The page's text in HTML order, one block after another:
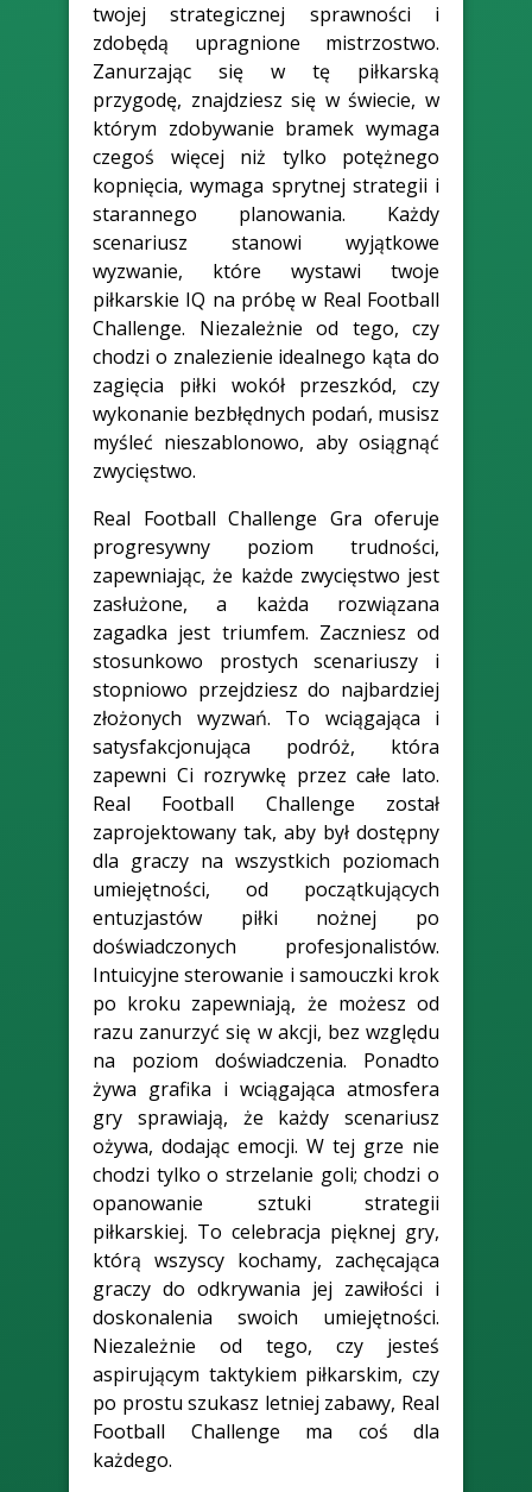
twojej strategicznej sprawności i
zdobędą upragnione mistrzostwo.
Zanurzając się w tę piłkarską
przygodę, znajdziesz się w świecie, w
którym zdobywanie bramek wymaga
czegoś więcej niż tylko potężnego
kopnięcia, wymaga sprytnej strategii i
starannego planowania. Każdy
scenariusz stanowi wyjątkowe
wyzwanie, które wystawi twoje
piłkarskie IQ na próbę w Real Football
Challenge. Niezależnie od tego, czy
chodzi o znalezienie idealnego kąta do
zagięcia piłki wokół przeszkód, czy
wykonanie bezbłędnych podań, musisz
myśleć nieszablonowo, aby osiągnąć
zwycięstwo.
Real Football Challenge Gra oferuje
progresywny poziom trudności,
zapewniając, że każde zwycięstwo jest
zasłużone, a każda rozwiązana
zagadka jest triumfem. Zaczniesz od
stosunkowo prostych scenariuszy i
stopniowo przejdziesz do najbardziej
złożonych wyzwań. To wciągająca i
satysfakcjonująca podróż, która
zapewni Ci rozrywkę przez całe lato.
Real Football Challenge został
zaprojektowany tak, aby był dostępny
dla graczy na wszystkich poziomach
umiejętności, od początkujących
entuzjastów piłki nożnej po
doświadczonych profesjonalistów.
Intuicyjne sterowanie i samouczki krok
po kroku zapewniają, że możesz od
razu zanurzyć się w akcji, bez względu
na poziom doświadczenia. Ponadto
żywa grafika i wciągająca atmosfera
gry sprawiają, że każdy scenariusz
ożywa, dodając emocji. W tej grze nie
chodzi tylko o strzelanie goli; chodzi o
opanowanie sztuki strategii
piłkarskiej. To celebracja pięknej gry,
którą wszyscy kochamy, zachęcająca
graczy do odkrywania jej zawiłości i
doskonalenia swoich umiejętności.
Niezależnie od tego, czy jesteś
aspirującym taktykiem piłkarskim, czy
po prostu szukasz letniej zabawy, Real
Football Challenge ma coś dla
każdego.